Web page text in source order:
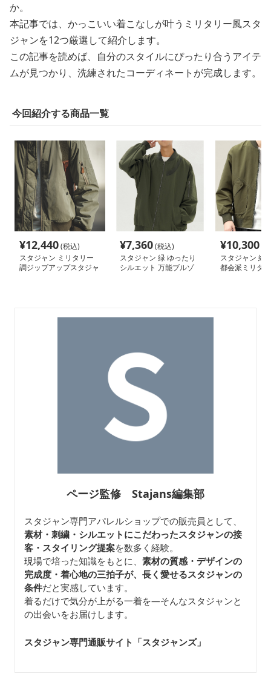
か。
本記事では、かっこいい着こなしが叶うミリタリー風スタ
ジャンを12つ厳選して紹介します。
この記事を読めば、自分のスタイルにぴったり合うアイテ
ムが見つかり、洗練されたコーディネートが完成します。
今回紹介する商品一覧
¥12,440(税込)
スタジャン ミリタリー
調ジップアップスタジャ
¥7,360(税込)
スタジャン 緑 ゆったり
シルエット 万能ブルゾ
¥10,300
スタジャン 緑
都会派ミリタ
ページ監修 Stajans編集部
スタジャン専門アパレルショップでの販売員として、
素材・刺繍・シルエットにこだわったスタジャンの接
客・スタイリング提案を数多く経験。
現場で培った知識をもとに、 素材の質感・デザインの
完成度・着心地の三拍子が、長く愛せるスタジャンの
条件だと実感しています。
着るだけで気分が上がる一着を—そんなスタジャンと
の出会いをお届けします。
スタジャン専門通販サイト「スタジャンズ」